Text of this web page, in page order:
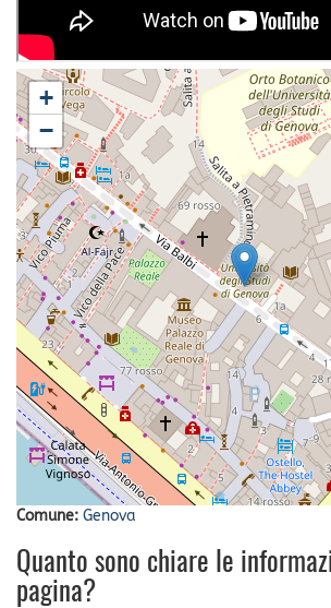
+
−
Comune: Genova
Quanto sono chiare le
pagina?